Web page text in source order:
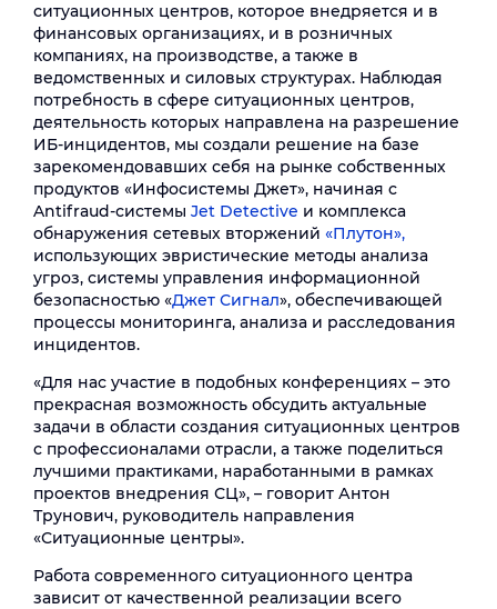
ситуационных центров, которое внедряется и в
финансовых организациях, и в розничных
компаниях, на производстве, а также в
ведомственных и силовых структурах. Наблюдая
потребность в сфере ситуационных центров,
деятельность которых направлена на разрешение
ИБ-инцидентов, мы создали решение на базе
зарекомендовавших себя на рынке собственных
продуктов «Инфосистемы Джет», начиная с
Antifraud-системы Jet Detective и комплекса
обнаружения сетевых вторжений «Плутон»,
использующих эвристические методы анализа
угроз, системы управления информационной
безопасностью «Джет Сигнал», обеспечивающей
процессы мониторинга, анализа и расследования
инцидентов.
«Для нас участие в подобных конференциях – это
прекрасная возможность обсудить актуальные
задачи в области создания ситуационных центров
с профессионалами отрасли, а также поделиться
лучшими практиками, наработанными в рамках
проектов внедрения СЦ», – говорит Антон
Трунович, руководитель направления
«Ситуационные центры».
Работа современного ситуационного центра
зависит от качественной реализации всего